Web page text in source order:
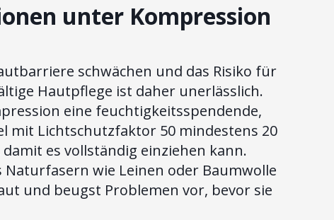
unter Kompression
schwächen und das Risiko für
Hautpflege ist daher unerlässlich.
eine feuchtigkeitsspendende,
mit Lichtschutzfaktor 50 mindestens 20
es vollständig einziehen kann.
wie Leinen oder Baumwolle
und beugst Problemen vor, bevor sie